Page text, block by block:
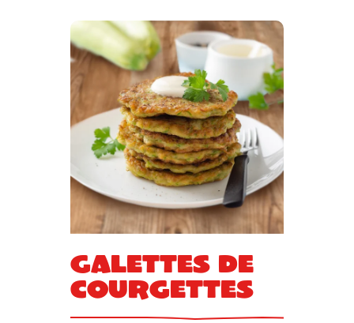
Galettes de
courgettes